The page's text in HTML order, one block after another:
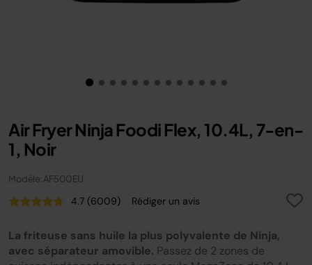
Air Fryer Ninja Foodi Flex, 10.4L, 7-en-
1, Noir
Modèle: AF500EU
4.7 Lire
avis.
Lien
sur
la
(6009) Rédiger un avis
La friteuse sans huile la plus polyvalente de Ninja,
avec séparateur amovible. Passez de 2 zones de